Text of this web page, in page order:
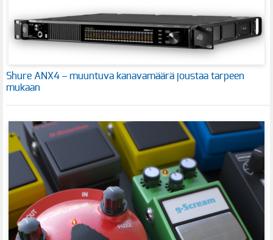
Shure ANX4 – muuntuva kanavamäärä joustaa tarpeen
mukaan